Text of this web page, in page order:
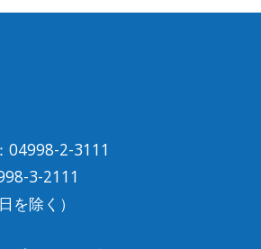
04998-2-3111
3-2111
除く）